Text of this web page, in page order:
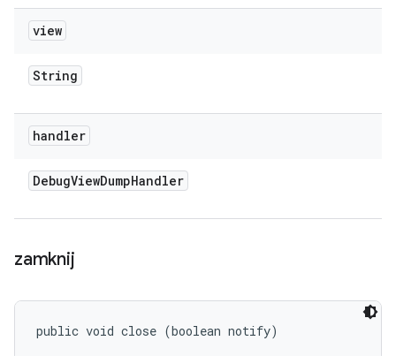
view
String
handler
DebugViewDumpHandler
zamknij
public void close (boolean notify)